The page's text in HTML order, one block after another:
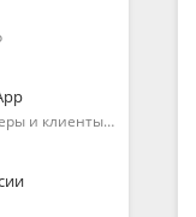
Мессенджеры и клиенты голосового общения